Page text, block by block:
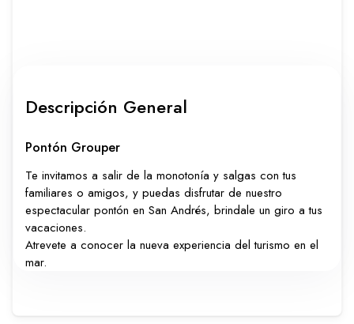
Carros
Guía de turismo
Descripción General
Pontón Grouper
Te invitamos a salir de la monotonía y salgas con tus
familiares o amigos, y puedas disfrutar de nuestro
espectacular pontón en San Andrés, brindale un giro a tus
vacaciones.
Atrevete a conocer la nueva experiencia del turismo en el
mar.